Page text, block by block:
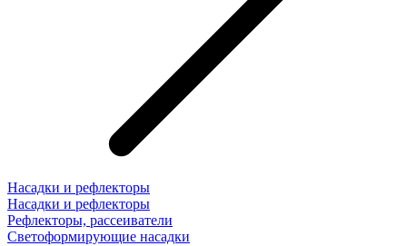
Насадки и рефлекторы
Насадки и рефлекторы
Рефлекторы, рассеиватели
Светоформирующие насадки